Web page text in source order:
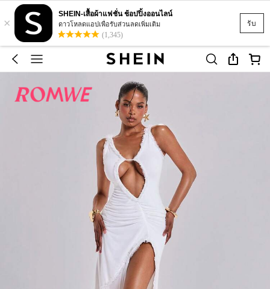
รับ
×
SHEIN-เสื้อผ้าแฟชั่น ช้อปปิ้งออนไลน์
ดาวโหลดแอปเพื่อรับส่วนลดเพิ่มเติม
(1,345)